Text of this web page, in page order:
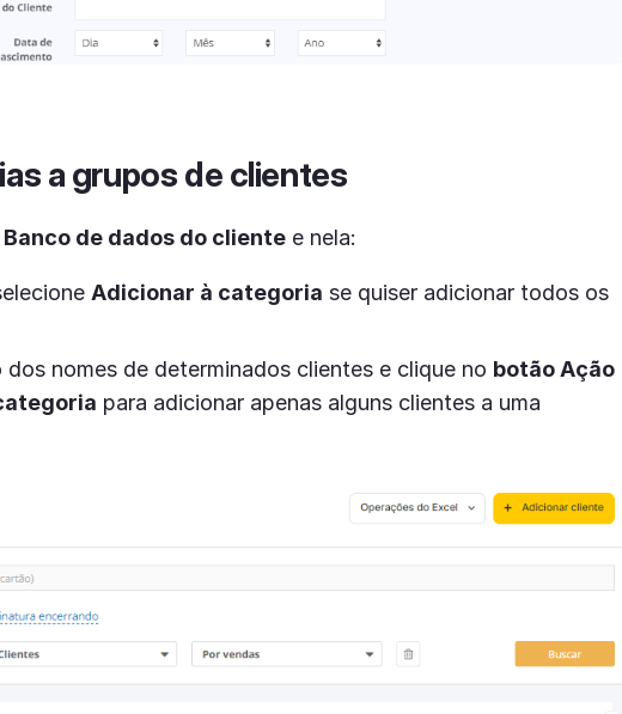
a grupos de clientes
de dados do cliente e nela:
Adicionar à categoria se quiser adicionar todos os
nomes de determinados clientes e clique no botão Ação
para adicionar apenas alguns clientes a uma